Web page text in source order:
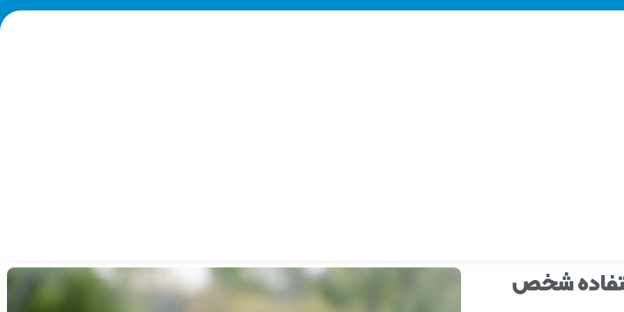
شخص